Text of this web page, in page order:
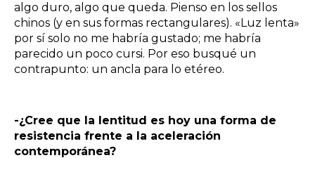
algo duro, algo que queda. Pienso en los sellos
chinos (y en sus formas rectangulares). «Luz lenta»
por sí solo no me habría gustado; me habría
parecido un poco cursi. Por eso busqué un
contrapunto: un ancla para lo etéreo.
-¿Cree que la lentitud es hoy una forma de
resistencia frente a la aceleración
contemporánea?